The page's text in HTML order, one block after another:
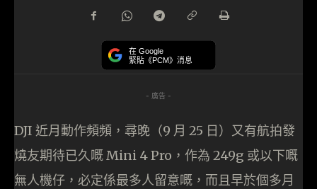
在 Google
緊貼《PCM》消息
- 廣告 -
DJI 近月動作頻頻，尋晚（9 月 25 日）又有航拍發
燒友期待已久嘅 Mini 4 Pro，作為 249g 或以下嘅
無人機仔，必定係最多人留意嘅，而且早於個多月